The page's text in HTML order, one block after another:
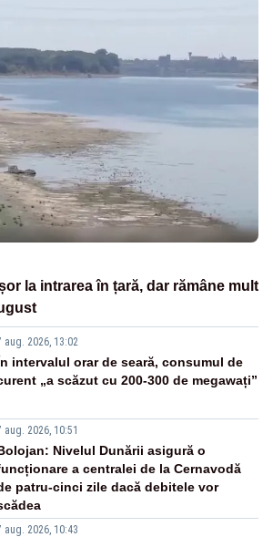
la intrarea în țară, dar rămâne mult
aug. 2026, 13:02
intervalul orar de seară, consumul de
„a scăzut cu 200-300 de megawați”
aug. 2026, 10:51
Nivelul Dunării asigură o
a centralei de la Cernavodă
patru-cinci zile dacă debitele vor
aug. 2026, 10:43